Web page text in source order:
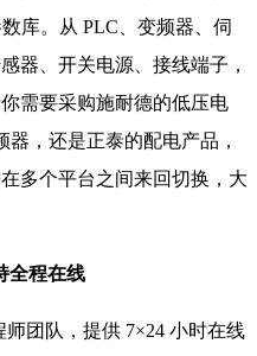
库。从 PLC、变频器、伺
器、开关电源、接线端子，
需要采购施耐德的低压电
，还是正泰的配电产品，
多个平台之间来回切换，大
全程在线
团队，提供 7×24 小时在线